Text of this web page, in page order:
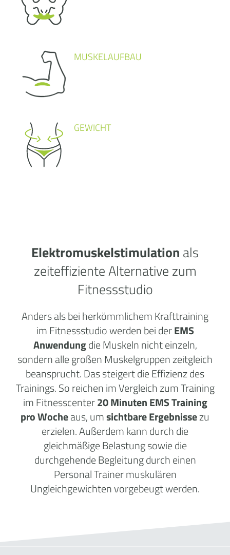
MUSKELAUFBAU
GEWICHT
Elektromuskelstimulation als
zeiteffiziente Alternative zum
Fitnessstudio
Anders als bei herkömmlichem Krafttraining
im Fitnessstudio werden bei derEMS
Anwendungdie Muskeln nicht einzeln,
sondern alle großen Muskelgruppen zeitgleich
beansprucht. Das steigert die Effizienz des
Trainings. So reichen im Vergleich zum Training
im Fitnesscenter20 Minuten EMS Training
pro Wocheaus, umsichtbare Ergebnissezu
erzielen. Außerdem kann durch die
gleichmäßige Belastung sowie die
durchgehende Begleitung durch einen
Personal Trainer muskulären
Ungleichgewichten vorgebeugt werden.